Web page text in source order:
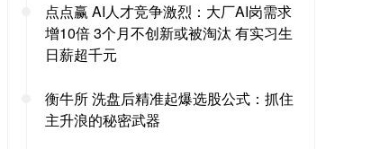
点点赢 AI人才竞争激烈：大厂AI岗需求
增10倍 3个月不创新或被淘汰 有实习生
日薪超千元
衡牛所 洗盘后精准起爆选股公式：抓住
主升浪的秘密武器